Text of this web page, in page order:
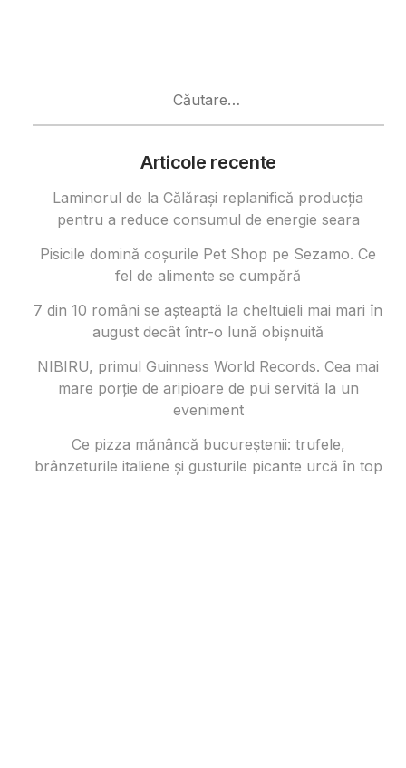
Articole recente
Laminorul de la Călărași replanifică producția
pentru a reduce consumul de energie seara
Pisicile domină coșurile Pet Shop pe Sezamo. Ce
fel de alimente se cumpără
7 din 10 români se așteaptă la cheltuieli mai mari în
august decât într-o lună obișnuită
NIBIRU, primul Guinness World Records. Cea mai
mare porție de aripioare de pui servită la un
eveniment
Ce pizza mănâncă bucureștenii: trufele,
brânzeturile italiene și gusturile picante urcă în top